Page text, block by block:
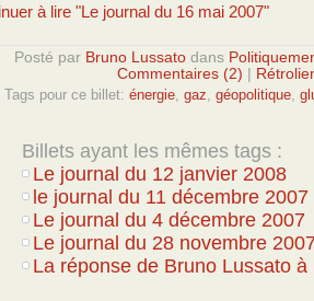
à lire "Le journal du 16 mai 2007"
Posté par Bruno Lussato dans
Commentaires (2)
Tags pour ce billet: énergie gaz géopolitique
Billets ayant les mêmes tags :
Le journal du 12 janvier 2008
le journal du 11 décembre 2007
Le journal du 4 décembre 2007
Le journal du 28 novembre
La réponse de Bruno Lussato